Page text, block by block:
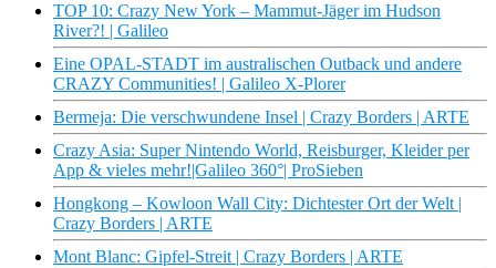
TOP 10: Crazy New York – Mammut-Jäger im Hudson
River?! | Galileo
Eine OPAL-STADT im australischen Outback und andere
CRAZY Communities! | Galileo X-Plorer
Bermeja: Die verschwundene Insel | Crazy Borders | ARTE
Crazy Asia: Super Nintendo World, Reisburger, Kleider per
App & vieles mehr!|Galileo 360°| ProSieben
Hongkong – Kowloon Wall City: Dichtester Ort der Welt |
Crazy Borders | ARTE
Mont Blanc: Gipfel-Streit | Crazy Borders | ARTE